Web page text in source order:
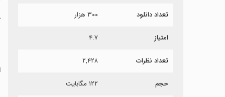
تعداد دانلود ۳۰۰ هزار
امتیاز ۴.۷
تعداد نظرات ۲,۴۲۸
حجم ۱۲۲ مگابایت